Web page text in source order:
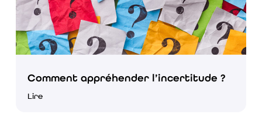
Comment appréhender l’incertitude ?
Lire